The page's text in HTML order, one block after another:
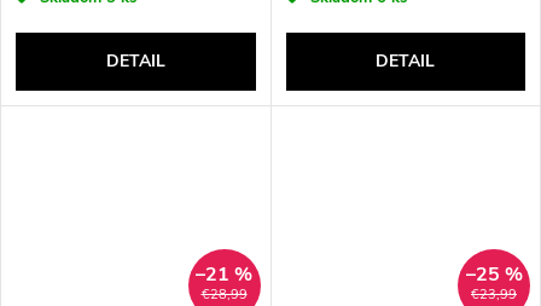
DETAIL DETAIL
€28,99
–21 %
€23,99
–25 %